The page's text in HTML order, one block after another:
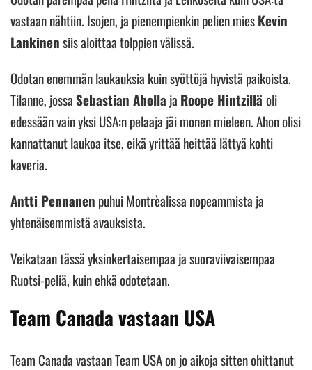
vastaan nähtiin. Isojen, ja pienempienkin pelien miesKevin
Lankinensiis aloittaa tolppien välissä.
Odotan enemmän laukauksia kuin syöttöjä hyvistä paikoista.
Tilanne, jossaSebastian Aholla ja Roope Hintzillä oli
edessään vain yksi USA:n pelaaja jäi monen mieleen. Ahon olisi
kannattanut laukoa itse, eikä yrittää heittää lättyä kohti
kaveria.
Antti Pennanen puhui Montrèalissa nopeammista ja
yhtenäisemmistä avauksista.
Veikataan tässä yksinkertaisempaa ja suoraviivaisempaa
Ruotsi-peliä, kuin ehkä odotetaan.
Team Canada vastaan USA
Team Canada vastaan Team USA on jo aikoja sitten ohittanut